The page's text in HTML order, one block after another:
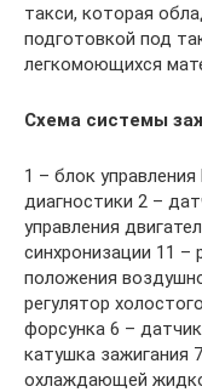
такси, которая
подготовкой под
легкомоющихся
Схема системы
1 – блок
диагностики 2 –
управления
синхронизации 11 –
положения
регулятор
форсунка 6 –
катушка зажигания
охлаждающей